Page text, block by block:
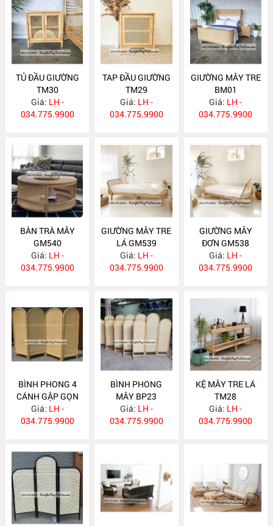
TỦ ĐẦU GIƯỜNG
TM30
Giá: LH -
034.775.9900
TAP ĐẦU GIƯỜNG
TM29
Giá: LH -
034.775.9900
GIƯỜNG MÂY TRE
BM01
Giá: LH -
034.775.9900
BÀN TRÀ MÂY
GM540
Giá: LH -
034.775.9900
GIƯỜNG MÂY TRE
LÁ GM539
Giá: LH -
034.775.9900
GIƯỜNG MÂY
ĐƠN GM538
Giá: LH -
034.775.9900
BÌNH PHONG 4
CÁNH GẬP GỌN
BP24
Giá: LH -
034.775.9900
BÌNH PHONG
MÂY BP23
Giá: LH -
034.775.9900
KỆ MÂY TRE LÁ
TM28
Giá: LH -
034.775.9900